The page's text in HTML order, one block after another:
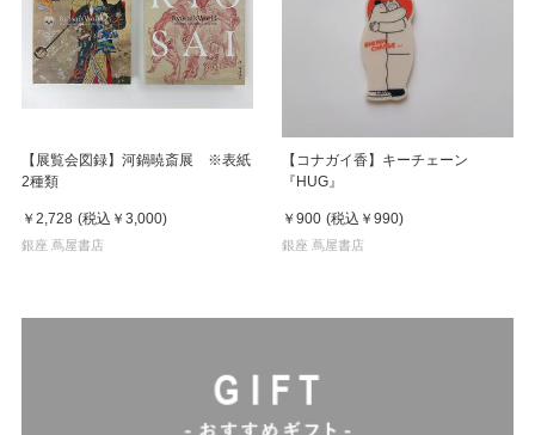
【展覧会図録】河鍋暁斎展 ※表紙
2種類
￥2,728 (税込 ￥3,000)
銀座 蔦屋書店
【コナガイ香】キーチェーン
『HUG』
￥900 (税込 ￥990)
銀座 蔦屋書店